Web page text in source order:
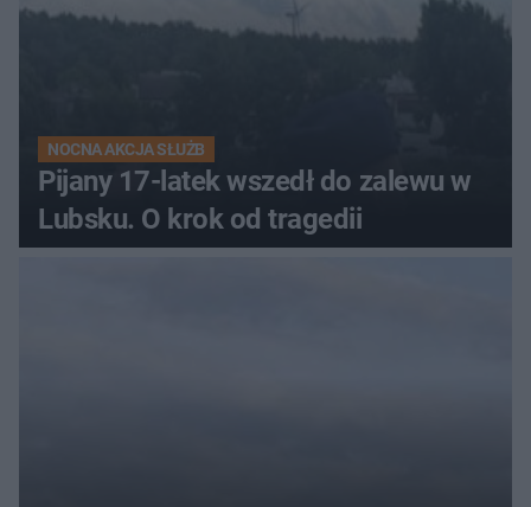
NOCNA AKCJA SŁUŻB
Pijany 17-latek wszedł do zalewu w
Lubsku. O krok od tragedii